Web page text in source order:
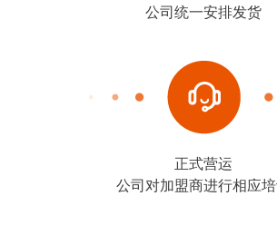
公司统一安排发货
正式营运
公司对加盟商进行相应培